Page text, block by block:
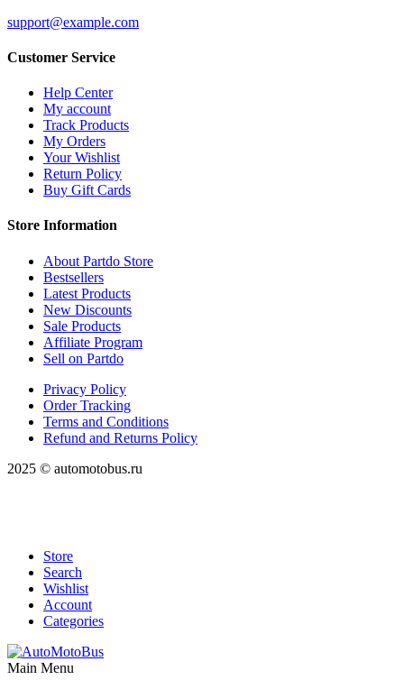
support@example.com
Customer Service
Help Center
My account
Track Products
My Orders
Your Wishlist
Return Policy
Buy Gift Cards
Store Information
About Partdo Store
Bestsellers
Latest Products
New Discounts
Sale Products
Affiliate Program
Sell on Partdo
Privacy Policy
Order Tracking
Terms and Conditions
Refund and Returns Policy
2025 © automotobus.ru
Store
Search
Wishlist
Account
Categories
Main Menu